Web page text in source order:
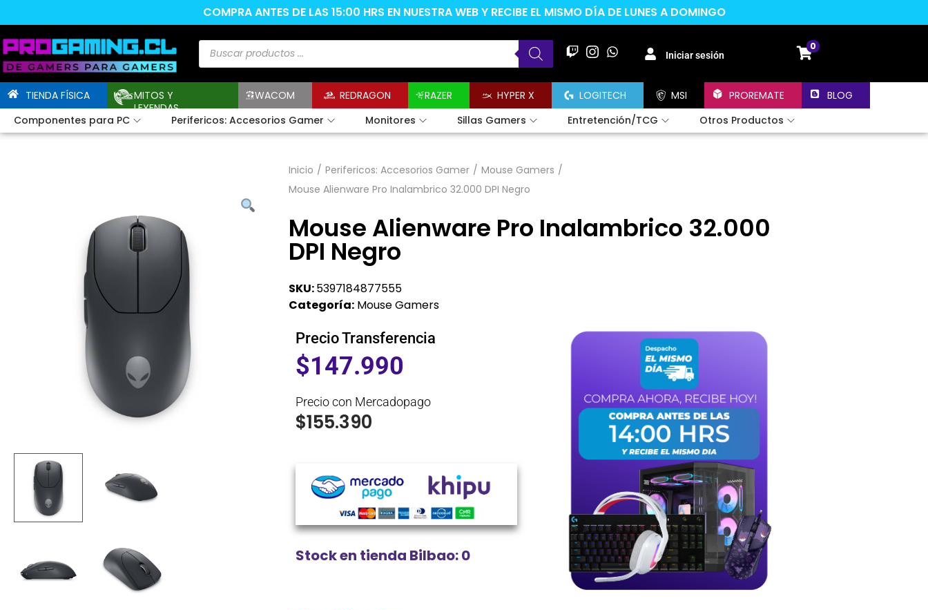
COMPRA ANTES DE LAS 15:00 HRS EN NUESTRA WEB Y RECIBE EL MISMO DÍA DE LUNES A DOMINGO
Iniciar sesión
0
TIENDA FÍSICA
MITOS Y
LEYENDAS
WACOM REDRAGON RAZER HYPER X LOGITECH MSI PROREMATE
BLOG
Componentes para PC
Perifericos: Accesorios Gamer Monitores Sillas Gamers Entretención/TCG Otros Productos
Inicio / Perifericos: Accesorios Gamer / Mouse Gamers /
Mouse Alienware Pro Inalambrico 32.000 DPI Negro
Mouse Alienware Pro Inalambrico 32.000
DPI Negro
SKU:5397184877555
Categoría: Mouse Gamers
Precio Transferencia
$147.990
Precio con Mercadopago
$155.390
Stock en tienda Bilbao: 0